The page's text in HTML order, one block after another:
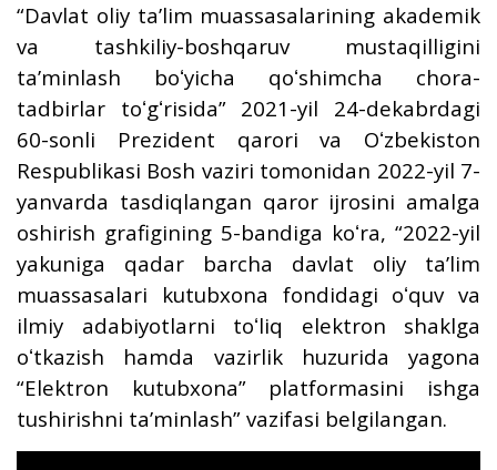
“Davlat oliy taʼlim muassasalarining akademik
va tashkiliy-boshqaruv mustaqilligini
taʼminlash boʻyicha qoʻshimcha chora-
tadbirlar toʻgʻrisida” 2021-yil 24-dekabrdagi
60-sonli Prezident qarori va Oʻzbekiston
Respublikasi Bosh vaziri tomonidan 2022-yil 7-
yanvarda tasdiqlangan qaror ijrosini amalga
oshirish grafigining 5-bandiga koʻra, “2022-yil
yakuniga qadar barcha davlat oliy taʼlim
muassasalari kutubxona fondidagi oʻquv va
ilmiy adabiyotlarni toʻliq elektron shaklga
oʻtkazish hamda vazirlik huzurida yagona
“Elektron kutubxona” platformasini ishga
tushirishni taʼminlash” vazifasi belgilangan.